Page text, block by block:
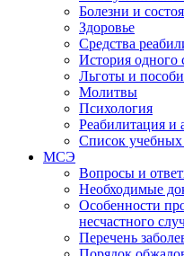
Болезни и
Здоровье
Средства
История одного
Льготы и
Молитвы
Психология
Реабилитация и
Список учебных
МСЭ
Вопросы и
Необходимые
Особенности
несчастного
Перечень